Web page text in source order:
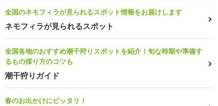
全国のネモフィラが見られるスポット情報をお届けします
ネモフィラが見られるスポット
全国各地のおすすめ潮干狩りスポットを紹介！旬な時期や準備す
るもの採り方のコツも
潮干狩りガイド
春のお出かけにピッタリ！